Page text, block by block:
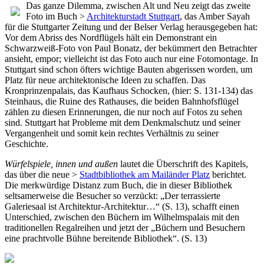
Das ganze Dilemma, zwischen Alt und Neu zeigt das zweite
Foto im Buch > Architekturstadt Stuttgart, das Amber Sayah
für die Stuttgarter Zeitung und der Belser Verlag herausgegeben hat:
Vor dem Abriss des Nordflügels hält ein Demonstrant ein
Schwarzweiß-Foto von Paul Bonatz, der bekümmert den Betrachter
ansieht, empor; vielleicht ist das Foto auch nur eine Fotomontage. In
Stuttgart sind schon öfters wichtige Bauten abgerissen worden, um
Platz für neue architektonische Ideen zu schaffen. Das
Kronprinzenpalais, das Kaufhaus Schocken, (hier: S. 131-134) das
Steinhaus, die Ruine des Rathauses, die beiden Bahnhofsflügel
zählen zu diesen Erinnerungen, die nur noch auf Fotos zu sehen
sind. Stuttgart hat Probleme mit dem Denkmalschutz und seiner
Vergangenheit und somit kein rechtes Verhältnis zu seiner
Geschichte.
Würfelspiele, innen und außen lautet die Überschrift des Kapitels,
das über die neue > Stadtbibliothek am Mailänder Platz berichtet.
Die merkwürdige Distanz zum Buch, die in dieser Bibliothek
seltsamerweise die Besucher so verzückt: „Der terrassierte
Galeriesaal ist Architektur-Architektur…“ (S. 13), schafft einen
Unterschied, zwischen den Büchern im Wilhelmspalais mit den
traditionellen Regalreihen und jetzt der „Büchern und Besuchern
eine prachtvolle Bühne bereitende Bibliothek“. (S. 13)